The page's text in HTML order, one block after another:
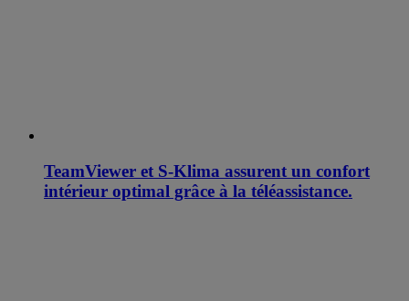
TeamViewer et S-Klima assurent un confort
intérieur optimal grâce à la téléassistance.